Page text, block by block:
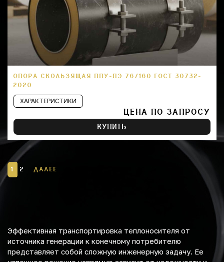
ОПОРА СКОЛЬЗЯЩАЯ ППУ-ПЭ 76/160 ГОСТ 30732-
2020
ХАРАКТЕРИСТИКИ
ЦЕНА ПО ЗАПРОСУ
КУПИТЬ
1 2 ДАЛЕЕ
Эффективная транспортировка теплоносителя от
источника генерации к конечному потребителю
представляет собой сложную инженерную задачу. Ее